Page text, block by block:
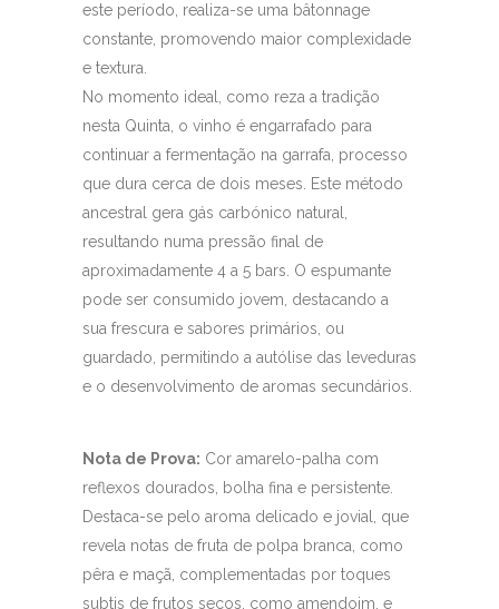
este período, realiza-se uma bâtonnage
constante, promovendo maior complexidade
e textura.
No momento ideal, como reza a tradição
nesta Quinta, o vinho é engarrafado para
continuar a fermentação na garrafa, processo
que dura cerca de dois meses. Este método
ancestral gera gás carbónico natural,
resultando numa pressão final de
aproximadamente 4 a 5 bars. O espumante
pode ser consumido jovem, destacando a
sua frescura e sabores primários, ou
guardado, permitindo a autólise das leveduras
e o desenvolvimento de aromas secundários.
Nota de Prova: Cor amarelo-palha com
reflexos dourados, bolha fina e persistente.
Destaca-se pelo aroma delicado e jovial, que
revela notas de fruta de polpa branca, como
pêra e maçã, complementadas por toques
subtis de frutos secos, como amendoim, e